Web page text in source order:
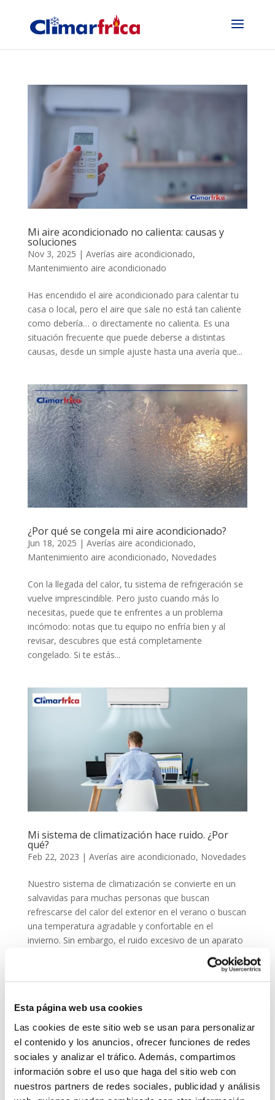
Esta página web usa cookies
Las cookies de este sitio web se usan para personalizar
el contenido y los anuncios, ofrecer funciones de redes
sociales y analizar el tráfico. Además, compartimos
información sobre el uso que haga del sitio web con
nuestros partners de redes sociales, publicidad y análisis
Mi aire acondicionado no calienta: causas y
soluciones
Nov 3, 2025 | Averías aire acondicionado,
Mantenimiento aire acondicionado
Has encendido el aire acondicionado para calentar tu
casa o local, pero el aire que sale no está tan caliente
como debería… o directamente no calienta. Es una
situación frecuente que puede deberse a distintas
causas, desde un simple ajuste hasta una avería que...
¿Por qué se congela mi aire acondicionado?
Jun 18, 2025 | Averías aire acondicionado,
Mantenimiento aire acondicionado, Novedades
Con la llegada del calor, tu sistema de refrigeración se
vuelve imprescindible. Pero justo cuando más lo
necesitas, puede que te enfrentes a un problema
incómodo: notas que tu equipo no enfría bien y al
revisar, descubres que está completamente
congelado. Si te estás...
Mi sistema de climatización hace ruido. ¿Por
qué?
Feb 22, 2023 | Averías aire acondicionado, Novedades
Nuestro sistema de climatización se convierte en un
salvavidas para muchas personas que buscan
refrescarse del calor del exterior en el verano o buscan
una temperatura agradable y confortable en el
invierno. Sin embargo, el ruido excesivo de un aparato